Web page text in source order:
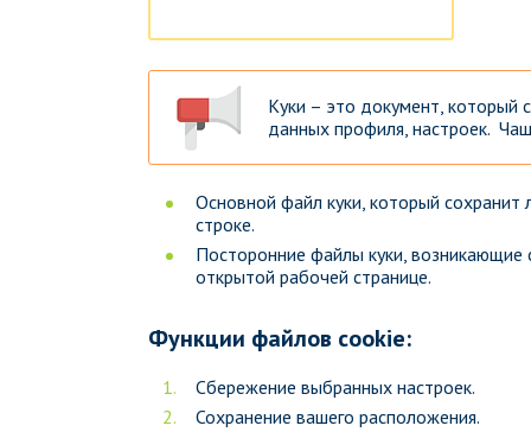
Куки – это документ, который
данных профиля, настроек.
Основной файл куки, который
строке.
Посторонние файлы куки,
открытой рабочей странице.
Функции файлов cookie:
Сбережение выбранных настроек.
Сохранение вашего расположения.